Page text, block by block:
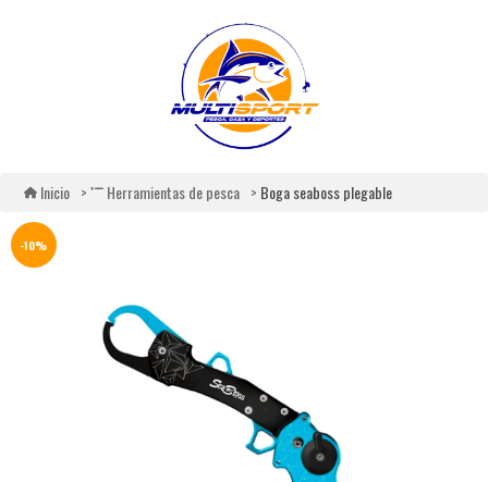
Inicio Herramientas de pesca Boga seaboss plegable
-10%